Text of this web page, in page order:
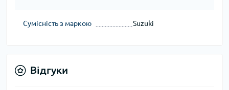
Сумісність з маркою Suzuki
Відгуки